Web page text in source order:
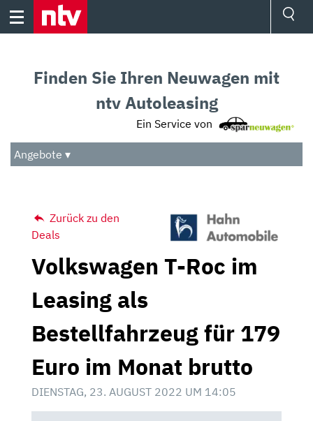
Skip
Audio
Das Beste
Finden Sie Ihren Neuwagen mit
ntv Autoleasing
Ein Service von
Angebote ▾
Zurück zu den
Deals
Volkswagen T-Roc im
Leasing als
Bestellfahrzeug für 179
Euro im Monat brutto
DIENSTAG, 23. AUGUST 2022 UM 14:05